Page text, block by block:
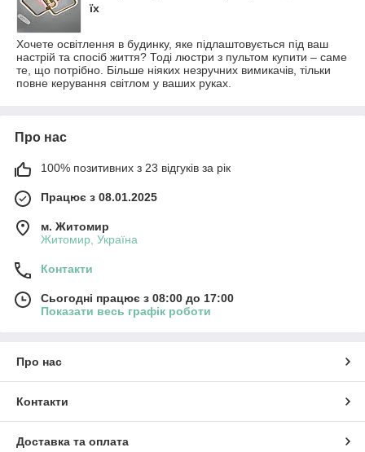
їх
Хочете освітлення в будинку, яке підлаштовується під ваш
настрій та спосіб життя? Тоді люстри з пультом купити – саме
те, що потрібно. Більше ніяких незручних вимикачів, тільки
повне керування світлом у ваших руках.
Про нас
100% позитивних з 23 відгуків за рік
Працює з 08.01.2025
м. Житомир
Житомир, Україна
Контакти
Сьогодні працює з 08:00 до 17:00
Показати весь графік роботи
Про нас
Контакти
Доставка та оплата